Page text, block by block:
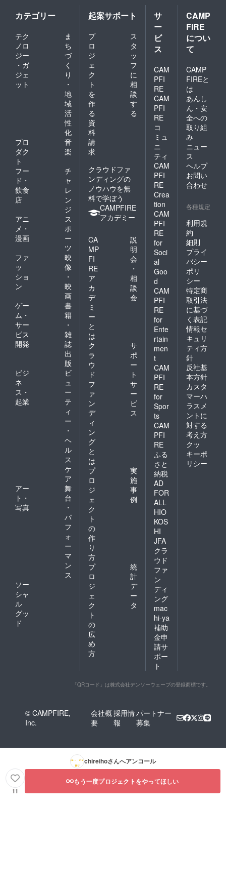
カテゴリー
テク
ノロ
ジー
・ガ
ジェ
ット
ま
ち
づ
く
り
・
地
域
活
性
化
プロ
ダク
ト
音
楽
フー
ド・
飲食
店
チ
ャ
レ
ン
ジ
アニ
メ・
漫画
ス
ポ
ー
ツ
ファ
ッ
ショ
ン
映
像
・
映
画
ゲー
ム・
サー
ビス
開発
書
籍
・
雑
誌
出
版
ビジ
ネ
ス・
起業
ビ
ュ
ー
テ
ィ
ー
・
ヘ
ル
ス
ケ
ア
アー
ト・
写真
舞
台
・
パ
フ
ォ
ー
マ
ン
ス
ソー
シャ
ル
グッ
ド
起案サポート
プ
ロ
ジ
ェ
ク
ト
を
作
る
ス
タ
ッ
フ
に
相
談
す
る
資
料
請
求
クラウドファ
ンディングの
ノウハウを無
料で学ぼう
CAMPFIRE
アカデミー
CA
MP
FI
RE
ア
カ
デ
ミ
ー
と
は
説
明
会
・
相
談
会
ク
ラ
ウ
ド
フ
ァ
ン
デ
ィ
ン
グ
と
は
サ
ポ
ー
ト
サ
ー
ビ
ス
プ
ロ
ジ
ェ
ク
ト
の
作
り
方
実
施
事
例
プ
ロ
ジ
ェ
ク
ト
の
広
め
方
統
計
デ
ー
タ
サ
ー
ビ
ス
CAM
PFI
RE
CAM
PFI
RE
コ
ミュ
ニ
ティ
CAM
PFI
RE
Crea
tion
CAM
PFI
RE
for
Soci
al
Goo
d
CAM
PFI
RE
for
Ente
rtain
men
t
CAM
PFI
RE
for
Spor
ts
CAM
PFI
RE
ふる
さと
納税
AD
FOR
ALL
HIO
KOS
HI
JFA
クラ
ウド
ファ
ン
ディ
ング
mac
hi-ya
補助
金申
請サ
ポー
ト
CAMP
FIRE
につい
て
CAMP
FIREと
は
あんし
ん・安
全への
取り組
み
ニュー
ス
ヘルプ
お問い
合わせ
各種規定
利用規
約
細則
プライ
バシー
ポリ
シー
特定商
取引法
に基づ
く表記
情報セ
キュリ
ティ方
針
反社基
本方針
カスタ
マーハ
ラスメ
ントに
対する
考え方
クッ
キーポ
リシー
「QRコード」は株式会社デンソーウェーブの登録商標です。
© CAMPFIRE,
Inc.
会社概
要
採用情
報
パートナー
募集
chireihoさんへアンコール
11
もう一度プロジェクトをやってほしい